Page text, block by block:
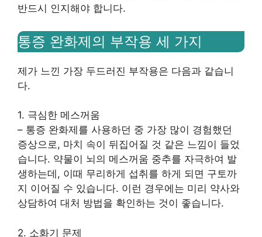
반드시 인지해야 합니다.
통증 완화제의 부작용 세 가지
제가 느낀 가장 두드러진 부작용은 다음과 같습니
다.
1. 극심한 메스꺼움
– 통증 완화제를 사용하던 중 가장 많이 경험했던
증상으로, 마치 속이 뒤집어질 것 같은 느낌이 들었
습니다. 약물이 뇌의 메스꺼움 중추를 자극하여 발
생하는데, 이때 무리하게 섭취를 하게 되면 구토까
지 이어질 수 있습니다. 이런 경우에는 미리 약사와
상담하여 대처 방법을 확인하는 것이 좋습니다.
2. 소화기 문제